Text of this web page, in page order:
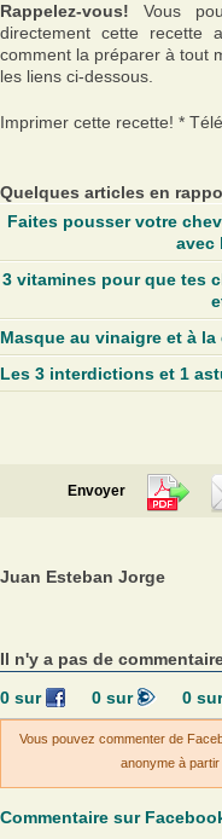
Rappelez-vous! Vous
directement cette recette
comment la préparer à tout
les liens ci-dessous.
Imprimer cette recette! *
Quelques articles en
Faites pousser votre
avec
3 vitamines pour que tes
Masque au vinaigre et à
Les 3 interdictions et 1
Envoyer
Juan Esteban Jorge
Il n'y a pas de
0sur 0sur 0
Vous pouvez commenter de
anonyme à
Commentaire sur